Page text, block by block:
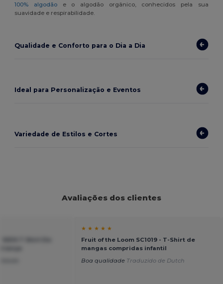
100% algodãoe o algodão orgânico, conhecidos pela sua
suavidade e respirabilidade.
Qualidade e Conforto para o Dia a Dia
Ideal para Personalização e Eventos
Variedade de Estilos e Cortes
Avaliações dos clientes
★ ★ ★ ★ ★
Fruit of the Loom SC1019 - T-Shirt de
mangas compridas infantil
Boa qualidade Traduzido de Dutch